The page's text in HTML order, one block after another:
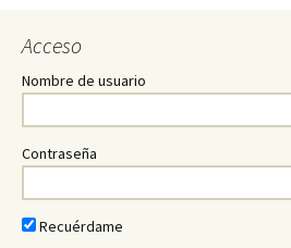
Acceso
Nombre de usuario
Contraseña
Recuérdame